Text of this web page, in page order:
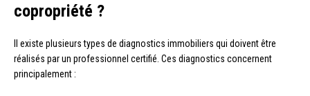
copropriété ?
Il existe plusieurs types de diagnostics immobiliers qui doivent être
réalisés par un professionnel certifié. Ces diagnostics concernent
principalement :